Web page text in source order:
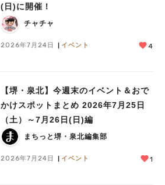
(日)に開催！
チャチャ
2026年7月24日 イベント 4
【堺・泉北】今週末のイベント＆おで
かけスポットまとめ 2026年7月25日
（土）～7月26日(日)編
まちっと堺・泉北編集部
2026年7月24日 イベント 1